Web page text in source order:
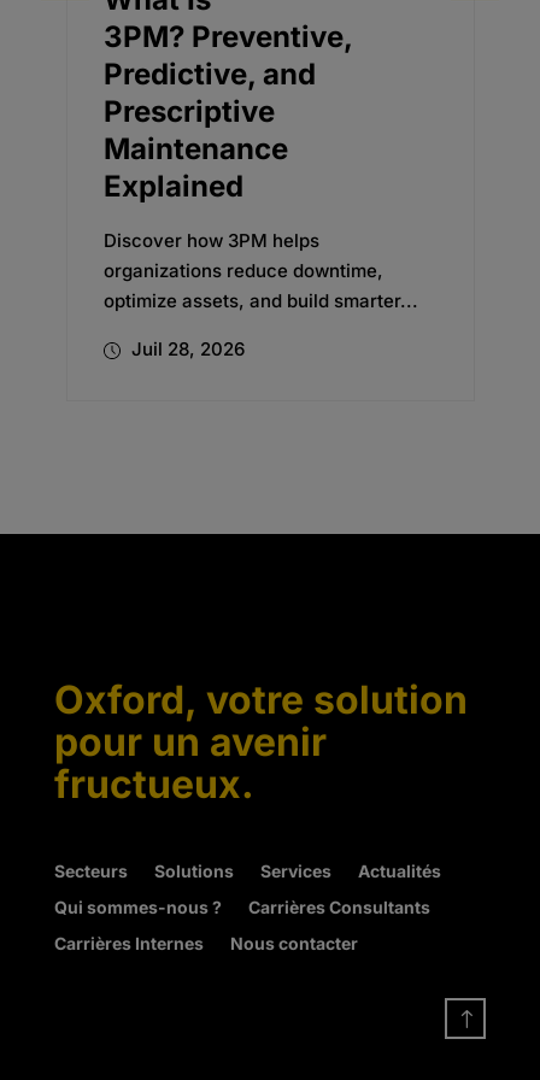
Preventive,
and
how 3PM helps
reduce downtime,
assets, and build smarter...
Oxford, votre solution
pour un avenir
fructueux.
Secteurs Solutions Services
Actualités
Qui sommes-nous ?
Carrières Consultants
Carrières Internes
Nous contacter
!